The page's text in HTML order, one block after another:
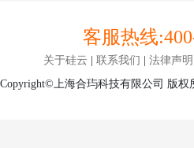
客服热线:
关于硅云 | 联系我们 | 法律声明
Copyright©上海合玙科技有限公司 版权